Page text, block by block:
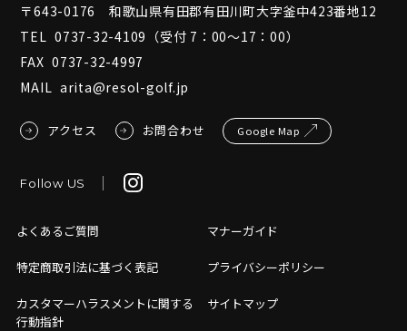
〒643-0176 和歌山県有田郡有田川町大字釜中423番地12
TEL 0737-32-4109 （受付 7：00～17：00）
FAX 0737-32-4997
MAIL arita@resol-golf.jp
アクセス お問合わせ Google Map
Follow US
よくあるご質問 マナーガイド
特定商取引法に基づく表記 プライバシーポリシー
カスタマーハラスメントに関する
行動指針
サイトマップ